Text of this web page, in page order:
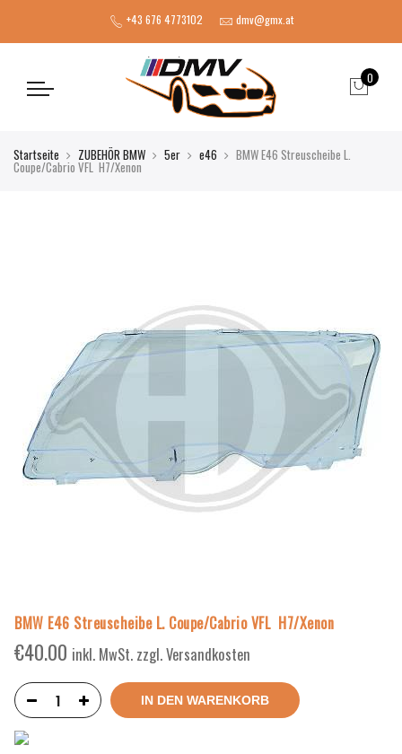
+43 676 4773102 dmv@gmx.at
0
Startseite ZUBEHÖR BMW 5er e46 BMW E46 Streuscheibe L.
Coupe/Cabrio VFL H7/Xenon
BMW E46 Streuscheibe L. Coupe/Cabrio VFL H7/Xenon
€40.00 inkl. MwSt. zzgl. Versandkosten
IN DEN WARENKORB